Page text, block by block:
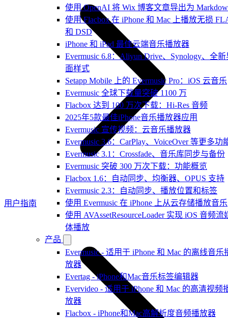
使用 OpenAI 将 Wix 博客文章导出为
使用 Flacbox 在 iPhone 和 Mac 上播放无损
和 DSD
iPhone 和 iPad 最佳云端音乐播放器
Evermusic 6.8：Aliyun Drive、Synology、全新
面样式
Setapp Mobile 上的 Evermusic Pro：iOS 云音乐
Evermusic 全球下载量突破 1100 万
Flacbox 达到 100 万次下载：Hi-Res 音频
2025年5款最佳iPhone音乐播放器应用
Evermusic 宣传视频：云音乐播放器
Evermusic 3.6：CarPlay、VoiceOver 等更多功
Evermusic 3.1：Crossfade、音乐库同步与备份
Evermusic 突破 300 万次下载：功能概览
Flacbox 1.6：自动同步、均衡器、OPUS 支持
Evermusic 2.3：自动同步、播放位置和标签
使用 Evermusic 在 iPhone 上从云存储播放音乐
使用 AVAssetResourceLoader 实现 iOS 音频流
体播放
产品
Evermusic - 适用于 iPhone 和 Mac 的离线音乐
放器
Evertag - iPhone和Mac音乐标签编辑器
Evervideo - 适用于 iPhone 和 Mac 的高清视频
放器
Flacbox - iPhone和Mac高解析度音频播放器
用户指南